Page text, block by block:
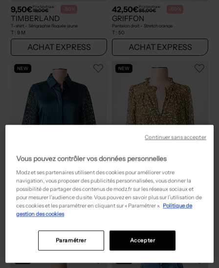
9,50€Prix boutique :
19,00€ -50%
TIMBERLAND
T-shirt - Sérigraphie floquée jaune
T : 9 M
ACHAT EXPRESS
42,50€Prix boutique :
85,00€ -50%
GRIFFON
Pantalon droit - Stretch orange
T : 50
ACHAT EXPRESS
NEW
77,50€Prix boutique :
155,00€ -50%
GERRY WEBER
Chemisier - Coupe fluide bleu
ACHAT EXPRESS
NEW
15,00€Prix boutique :
29,99€ -50%
ONLY
ACHAT EXPRESS
Vous pouvez contrôler vos données personnelles
Modz et ses partenaires utilisent des cookies pour améliorer votre
navigation, vous proposer des publicités personnalisées, vous donner la
possibilité de partager des contenus de modz.fr sur les réseaux sociaux et
pour mesurer l’audience du site. Vous pouvez en savoir plus sur l’utilisation de
ces cookies et les paramétrer en cliquant sur « Paramétrer ». Politique de
gestion des cookies
Accepter
Paramétrer
Continuer sans accepter